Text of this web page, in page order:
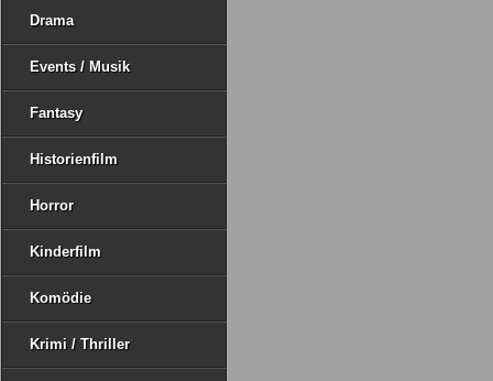
Drama
Events / Musik
Fantasy
Historienfilm
Horror
Kinderfilm
Komödie
Krimi / Thriller